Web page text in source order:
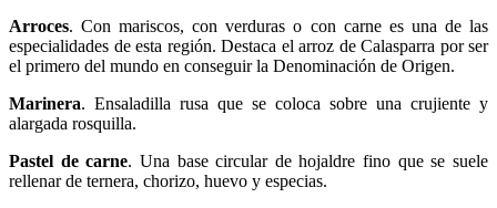
Arroces. Con mariscos, con verduras o con carne es una de las
especialidades de esta región. Destaca el arroz de Calasparra por ser
el primero del mundo en conseguir la Denominación de Origen.
Marinera. Ensaladilla rusa que se coloca sobre una crujiente y
alargada rosquilla.
Pastel de carne. Una base circular de hojaldre fino que se suele
rellenar de ternera, chorizo, huevo y especias.